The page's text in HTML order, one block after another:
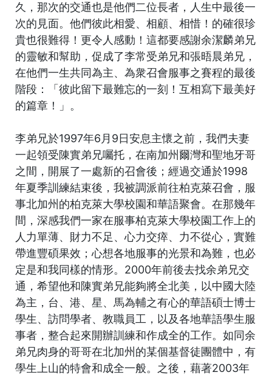
久，那次的交通也是他們二位長者，人生中最後一
次的見面。他們彼此相愛、相顧、相惜！的確很珍
貴也很難得！更令人感動！這都要感謝余潔麟弟兄
的靈敏和幫助，促成了李常受弟兄和張晤晨弟兄，
在他們一生共同為主、為衆召會服事之賽程的最後
階段：「彼此留下最難忘的一刻！互相寫下最美好
的篇章！」。
李弟兄於1997年6月9日安息主懷之前，我們夫妻
一起領受陳實弟兄囑托，在南加州爾灣和聖地牙哥
之間，開展了一處新的召會後；經過交通於1998
年夏季訓練結束後，我被調派前往柏克萊召會，服
事北加州的柏克萊大學校園和華語聚會。在那幾年
間，深感我們一家在服事柏克萊大學校園工作上的
人力單薄、財力不足、心力交瘁、力不從心，實難
帶進豐碩果效；心想各地服事的光景和為難，也必
定是和我同樣的情形。2000年前後去找余弟兄交
通，希望他和陳實弟兄能夠將全北美，以中國大陸
為主，台、港、星、馬為輔之有心的華語碩士博士
學生、訪問學者、教職員工，以及各地華語學生服
事者，整合起來開辦訓練和作成全的工作。如同余
弟兄肉身的哥哥在北加州的某個基督徒團體中，有
學生上山的特會和成全一般。之後，藉著2003年